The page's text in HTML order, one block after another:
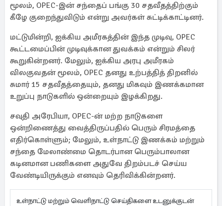
மூலம், OPEC-இன் சந்தைப் பங்கு 30 சதவீதத்திற்கும்
கீழே குறைந்துவிடும் என்று அவர்கள் சுட்டிக்காட்டினர்.
மட்டுமின்றி, ஐக்கிய அமீரகத்தின் இந்த முடிவு, OPEC
கூட்டமைப்பின் முடிவுக்கான துவக்கம் என்றும் சிலர்
கூறுகின்றனர். மேலும், ஐக்கிய அரபு அமீரகம்
விலகுவதன் மூலம், OPEC தனது உற்பத்தித் திறனில்
சுமார் 15 சதவீதத்தையும், தனது மிகவும் இணக்கமான
உறுப்பு நாடுகளில் ஒன்றையும் இழக்கிறது.
சவுதி அரேபியா, OPEC-ன் மற்ற நாடுகளை
ஒன்றிணைத்து வைத்திருப்பதில் பெரும் சிரமத்தை
எதிர்கொள்ளும்; மேலும், உள்நாட்டு இணக்கம் மற்றும்
சந்தை மேலாண்மை தொடர்பான பெரும்பாலான
கடினமான பணிகளை அதுவே திறம்படச் செய்ய
வேண்டியிருக்கும் எனவும் தெரிவிக்கின்றனர்.
உள்நாட்டு மற்றும் வெளிநாட்டு செய்திகளை உடனுக்குடன்